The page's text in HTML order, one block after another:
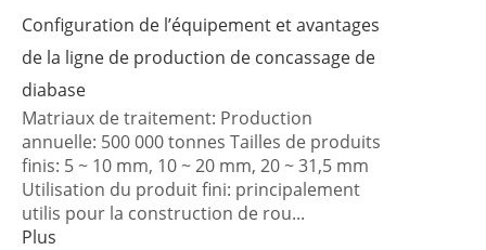
Configuration de l’équipement et avantages
de la ligne de production de concassage de
diabase
Matriaux de traitement: Production
annuelle: 500 000 tonnes Tailles de produits
finis: 5 ~ 10 mm, 10 ~ 20 mm, 20 ~ 31,5 mm
Utilisation du produit fini: principalement
utilis pour la construction de rou...
Plus